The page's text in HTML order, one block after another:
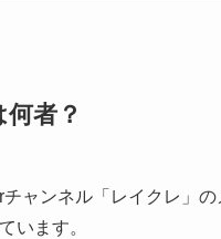
者？
ャンネル「レイクレ」
います。